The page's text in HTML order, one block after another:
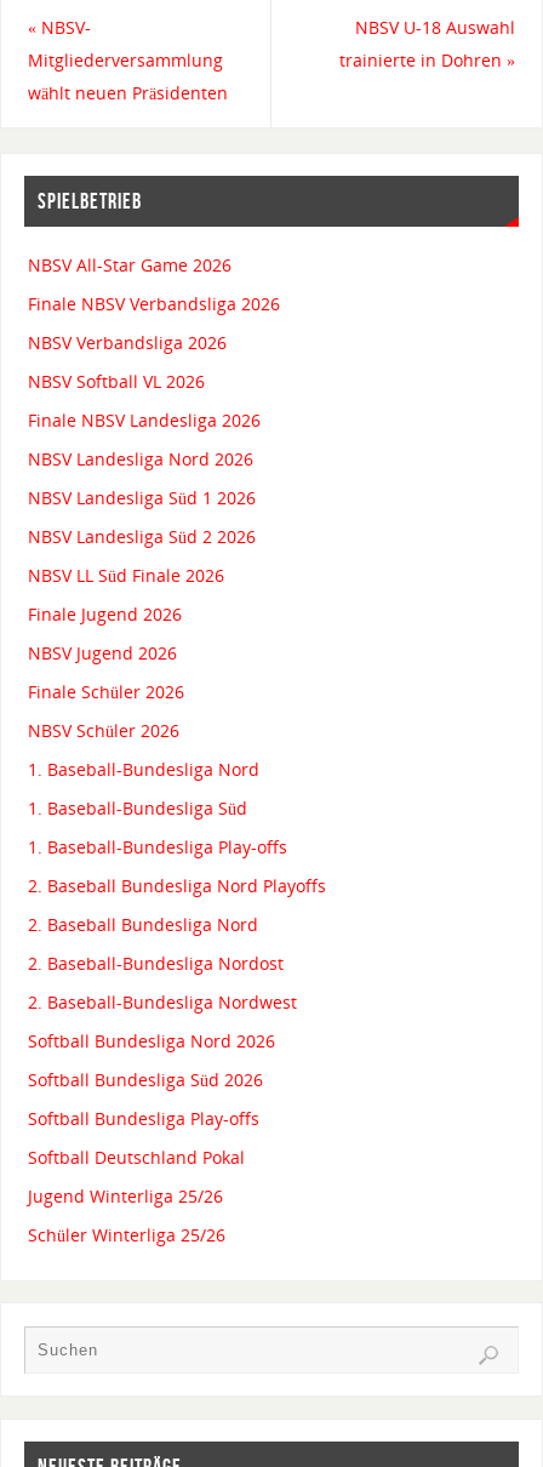
«NBSV-
Mitgliederversammlung
wählt neuen Präsidenten
NBSV U-18 Auswahl
trainierte in Dohren»
SPIELBETRIEB
NBSV All-Star Game 2026
Finale NBSV Verbandsliga 2026
NBSV Verbandsliga 2026
NBSV Softball VL 2026
Finale NBSV Landesliga 2026
NBSV Landesliga Nord 2026
NBSV Landesliga Süd 1 2026
NBSV Landesliga Süd 2 2026
NBSV LL Süd Finale 2026
Finale Jugend 2026
NBSV Jugend 2026
Finale Schüler 2026
NBSV Schüler 2026
1. Baseball-Bundesliga Nord
1. Baseball-Bundesliga Süd
1. Baseball-Bundesliga Play-offs
2. Baseball Bundesliga Nord Playoffs
2. Baseball Bundesliga Nord
2. Baseball-Bundesliga Nordost
2. Baseball-Bundesliga Nordwest
Softball Bundesliga Nord 2026
Softball Bundesliga Süd 2026
Softball Bundesliga Play-offs
Softball Deutschland Pokal
Jugend Winterliga 25/26
Schüler Winterliga 25/26